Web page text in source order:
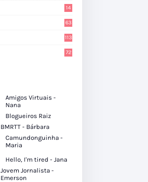
14
63
113
72
Amigos Virtuais -
Nana
Blogueiros Raiz
BMRTT - Bárbara
Camundonguinha -
Maria
Hello, I'm tired - Jana
Jovem Jornalista -
Emerson